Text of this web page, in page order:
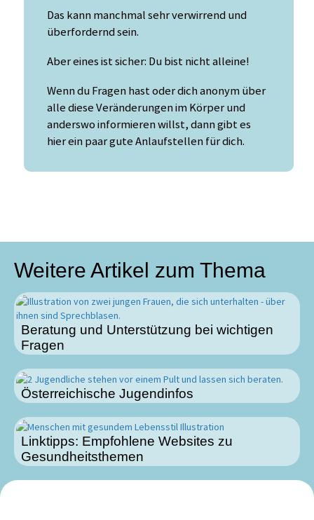
Das kann manchmal sehr verwirrend und
überfordernd sein.
Aber eines ist sicher: Du bist nicht alleine!
Wenn du Fragen hast oder dich anonym über
alle diese Veränderungen im Körper und
anderswo informieren willst, dann gibt es
hier ein paar gute Anlaufstellen für dich.
Weitere Artikel zum Thema
Beratung und Unterstützung bei wichtigen
Fragen
Österreichische Jugendinfos
Linktipps: Empfohlene Websites zu
Gesundheitsthemen